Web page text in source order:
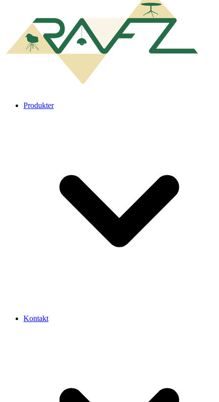
Produkter
Kontakt